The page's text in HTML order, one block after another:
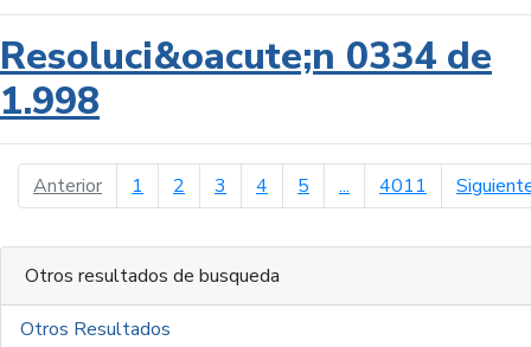
Resoluci&oacute;n 0334 de
1.998
Anteriorpágina anterior
1 2 3 4 5 ... 4011
Otros resultados de busqueda
Otros Resultados